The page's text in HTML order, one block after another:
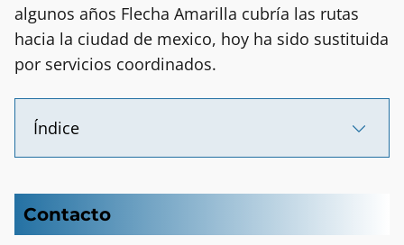
algunos años Flecha Amarilla cubría las rutas
hacia la ciudad de mexico, hoy ha sido sustituida
por servicios coordinados.
Índice
Contacto